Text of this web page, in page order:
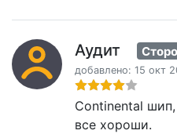
Аудит
добавлено: 15 окт
Continental
все хороши.